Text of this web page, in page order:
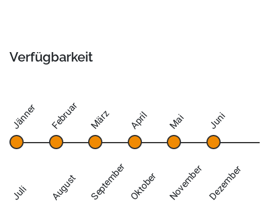
Verfügbarkeit
Jänner Februar März April Mai Juni
Juli August September Oktober November Dezember